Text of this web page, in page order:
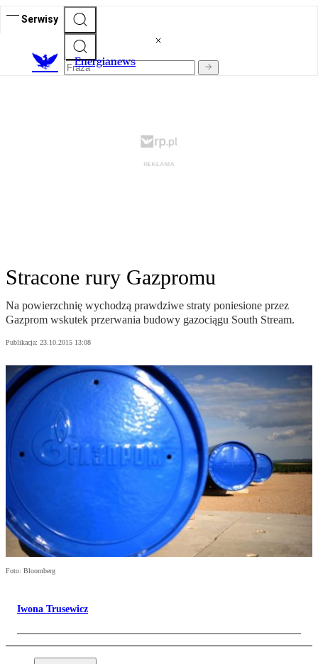
Serwisy
Energianews
Stracone rury Gazpromu
Na powierzchnię wychodzą prawdziwe straty poniesione przez
Gazprom wskutek przerwania budowy gazociągu South Stream.
Publikacja: 23.10.2015 13:08
Foto: Bloomberg
Iwona Trusewicz